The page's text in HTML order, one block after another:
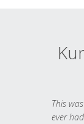
This
ever